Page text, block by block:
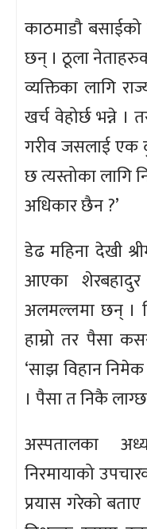
काठमाडौ
छन् । ठूला
व्यक्तिका लागि
खर्च वेहोर्छ भन्ने ।
गरीव जसलाई एक
छ त्यस्तोका लागि
अधिकार छैन ?’
डेढ महिना देखी
आएका
अलमल्लमा छन् ।
हाम्रो तर पैसा
‘साझ विहान
। पैसा त निकै
अस्पतालका
निरमायाको
प्रयास गरेको